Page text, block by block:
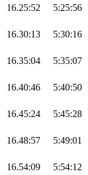
16.25:52 5:25:56
16.30:13 5:30:16
16.35:04 5:35:07
16.40:46 5:40:50
16.45:24 5:45:28
16.48:57 5:49:01
16.54:09 5:54:12